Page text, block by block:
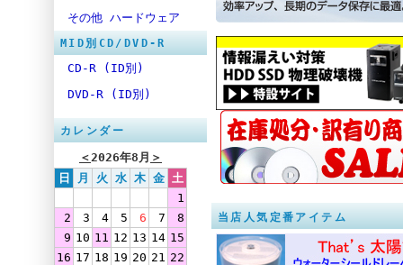
その他 ハードウェア
MID別CD/DVD-R
CD-R (ID別)
DVD-R (ID別)
カレンダー
＜2026年8月 ＞
日
月 火 水 木 金 土
1
2
3 4 5 6 7
8
9 10 11 12 13 14 15
16 17 18 19 20 21 22
当店人気定番アイテム